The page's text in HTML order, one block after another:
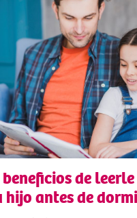
beneficios de
hijo antes de